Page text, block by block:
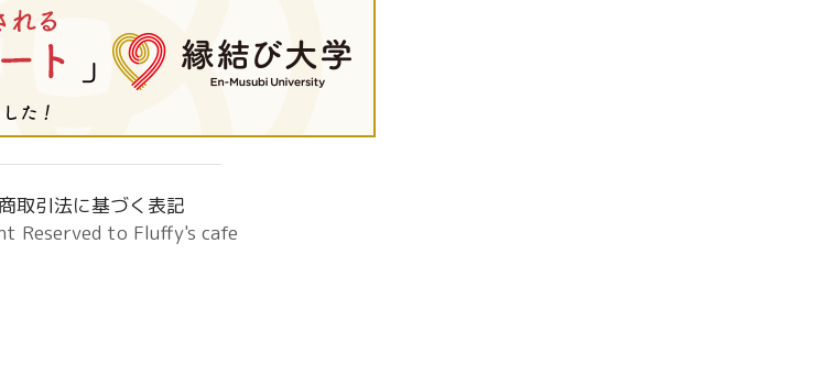
取引法に基づく表記
Reserved to Fluffy's cafe